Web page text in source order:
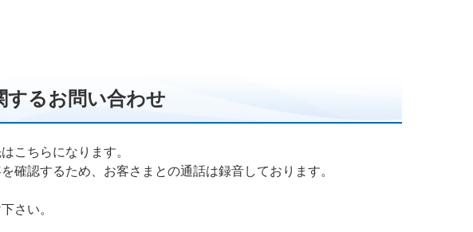
するお問い合わせ
こちらになります。
確認するため、お客さまとの通話は録音しております。
さい。